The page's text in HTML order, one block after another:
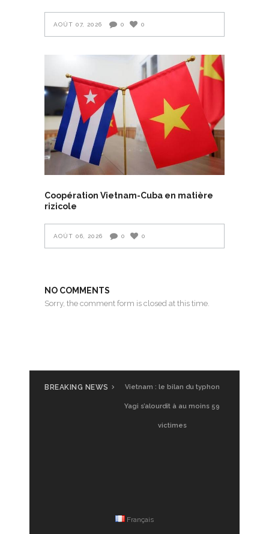
AOÛT 07, 2026 0 0
Coopération Vietnam-Cuba en matière
rizicole
AOÛT 06, 2026 0 0
NO COMMENTS
Sorry, the comment form is closed at this time.
BREAKING NEWS Vietnam : le bilan du typhon
Yagi s’alourdit à au moins 59
victimes
Français